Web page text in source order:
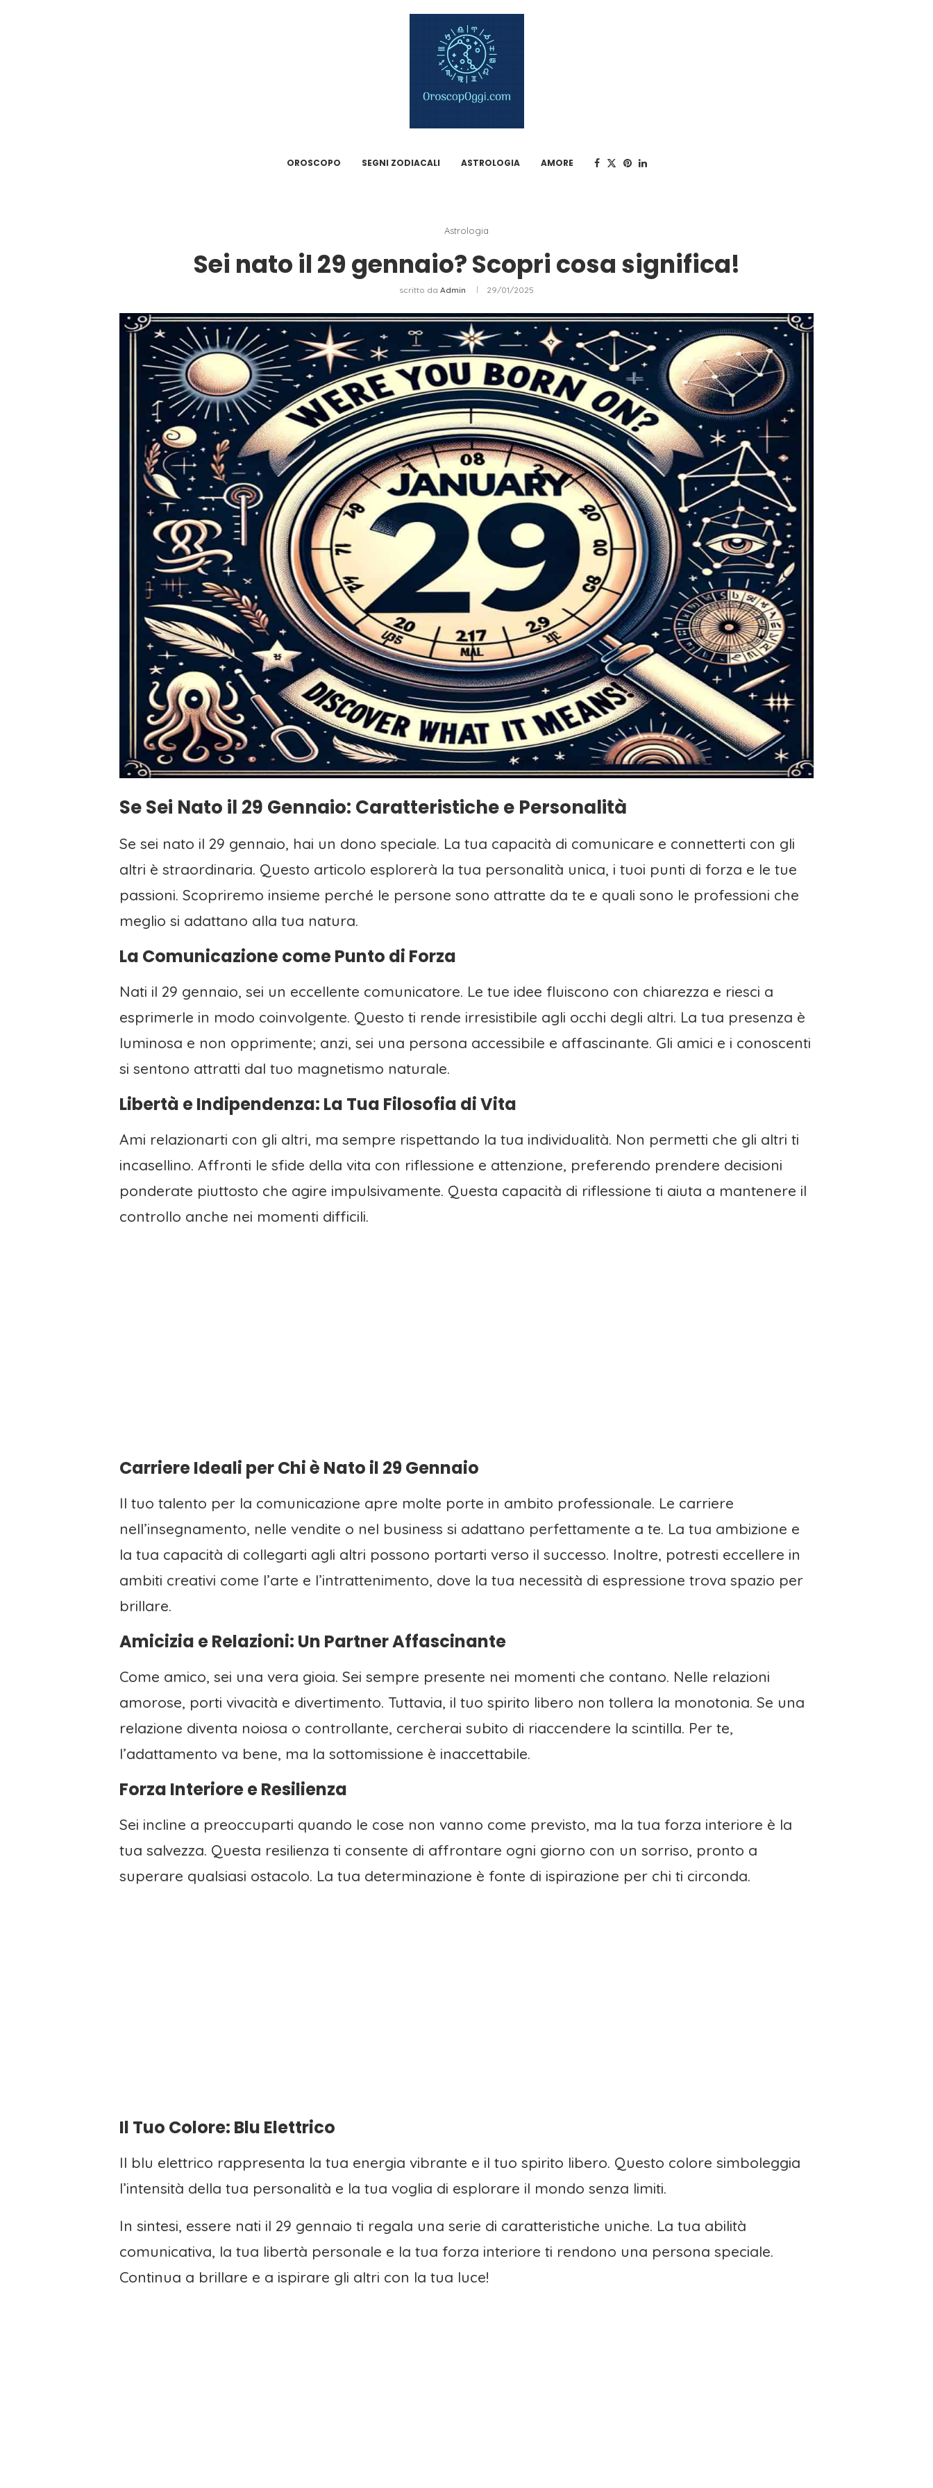
OROSCOPO SEGNI ZODIACALI ASTROLOGIA AMORE
Astrologia
Sei nato il 29 gennaio? Scopri cosa significa!
scritto da Admin 29/01/2025
Se Sei Nato il 29 Gennaio: Caratteristiche e Personalità
Se sei nato il 29 gennaio, hai un dono speciale. La tua capacità di comunicare e connetterti con gli
altri è straordinaria. Questo articolo esplorerà la tua personalità unica, i tuoi punti di forza e le tue
passioni. Scopriremo insieme perché le persone sono attratte da te e quali sono le professioni che
meglio si adattano alla tua natura.
La Comunicazione come Punto di Forza
Nati il 29 gennaio, sei un eccellente comunicatore. Le tue idee fluiscono con chiarezza e riesci a
esprimerle in modo coinvolgente. Questo ti rende irresistibile agli occhi degli altri. La tua presenza è
luminosa e non opprimente; anzi, sei una persona accessibile e affascinante. Gli amici e i conoscenti
si sentono attratti dal tuo magnetismo naturale.
Libertà e Indipendenza: La Tua Filosofia di Vita
Ami relazionarti con gli altri, ma sempre rispettando la tua individualità. Non permetti che gli altri ti
incasellino. Affronti le sfide della vita con riflessione e attenzione, preferendo prendere decisioni
ponderate piuttosto che agire impulsivamente. Questa capacità di riflessione ti aiuta a mantenere il
controllo anche nei momenti difficili.
Carriere Ideali per Chi è Nato il 29 Gennaio
Il tuo talento per la comunicazione apre molte porte in ambito professionale. Le carriere
nell’insegnamento, nelle vendite o nel business si adattano perfettamente a te. La tua ambizione e
la tua capacità di collegarti agli altri possono portarti verso il successo. Inoltre, potresti eccellere in
ambiti creativi come l’arte e l’intrattenimento, dove la tua necessità di espressione trova spazio per
brillare.
Amicizia e Relazioni: Un Partner Affascinante
Come amico, sei una vera gioia. Sei sempre presente nei momenti che contano. Nelle relazioni
amorose, porti vivacità e divertimento. Tuttavia, il tuo spirito libero non tollera la monotonia. Se una
relazione diventa noiosa o controllante, cercherai subito di riaccendere la scintilla. Per te,
l’adattamento va bene, ma la sottomissione è inaccettabile.
Forza Interiore e Resilienza
Sei incline a preoccuparti quando le cose non vanno come previsto, ma la tua forza interiore è la
tua salvezza. Questa resilienza ti consente di affrontare ogni giorno con un sorriso, pronto a
superare qualsiasi ostacolo. La tua determinazione è fonte di ispirazione per chi ti circonda.
Il Tuo Colore: Blu Elettrico
Il blu elettrico rappresenta la tua energia vibrante e il tuo spirito libero. Questo colore simboleggia
l’intensità della tua personalità e la tua voglia di esplorare il mondo senza limiti.
In sintesi, essere nati il 29 gennaio ti regala una serie di caratteristiche uniche. La tua abilità
comunicativa, la tua libertà personale e la tua forza interiore ti rendono una persona speciale.
Continua a brillare e a ispirare gli altri con la tua luce!